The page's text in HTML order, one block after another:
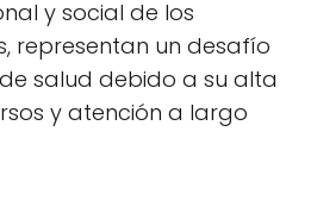
y social de los
representan un desafío
salud debido a su alta
y atención a largo